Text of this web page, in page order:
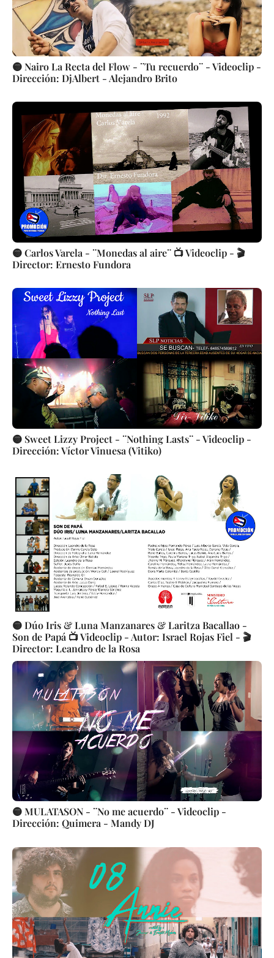
🟡 Nairo La Recta del Flow - ¨Tu recuerdo¨ - Videoclip -
Dirección: DjAlbert - Alejandro Brito
🟡 Carlos Varela - ¨Monedas al aire¨ 📺 Videoclip - 🎬
Director: Ernesto Fundora
🟡 Sweet Lizzy Project - ¨Nothing Lasts¨ - Videoclip -
Dirección: Víctor Vinuesa (Vitiko)
🟡 Dúo Iris & Luna Manzanares & Laritza Bacallao -
Son de Papá 📺 Videoclip - Autor: Israel Rojas Fiel - 🎬
Director: Leandro de la Rosa
🟡 MULATASON - ¨No me acuerdo¨ - Videoclip -
Dirección: Quimera - Mandy DJ